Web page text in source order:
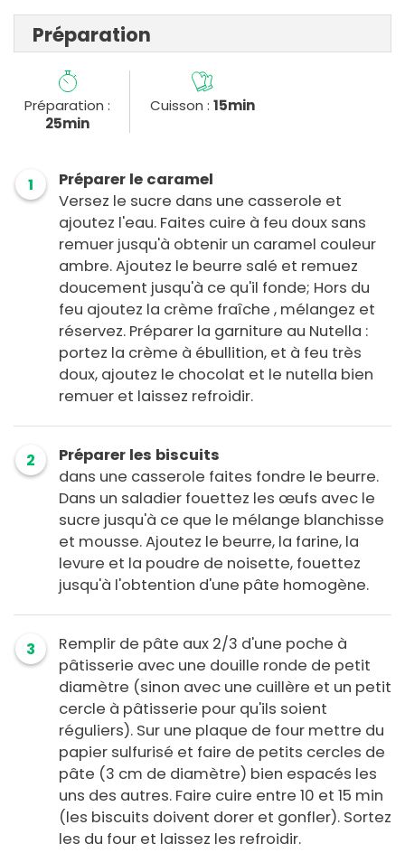
Préparation
Préparation :
25min
Cuisson : 15min
1
Préparer le caramel
Versez le sucre dans une casserole et
ajoutez l'eau. Faites cuire à feu doux sans
remuer jusqu'à obtenir un caramel couleur
ambre. Ajoutez le beurre salé et remuez
doucement jusqu'à ce qu'il fonde; Hors du
feu ajoutez la crème fraîche , mélangez et
réservez. Préparer la garniture au Nutella :
portez la crème à ébullition, et à feu très
doux, ajoutez le chocolat et le nutella bien
remuer et laissez refroidir.
2
Préparer les biscuits
dans une casserole faites fondre le beurre.
Dans un saladier fouettez les œufs avec le
sucre jusqu'à ce que le mélange blanchisse
et mousse. Ajoutez le beurre, la farine, la
levure et la poudre de noisette, fouettez
jusqu'à l'obtention d'une pâte homogène.
3
Remplir de pâte aux 2/3 d'une poche à
pâtisserie avec une douille ronde de petit
diamètre (sinon avec une cuillère et un petit
cercle à pâtisserie pour qu'ils soient
réguliers). Sur une plaque de four mettre du
papier sulfurisé et faire de petits cercles de
pâte (3 cm de diamètre) bien espacés les
uns des autres. Faire cuire entre 10 et 15 min
(les biscuits doivent dorer et gonfler). Sortez
les du four et laissez les refroidir.